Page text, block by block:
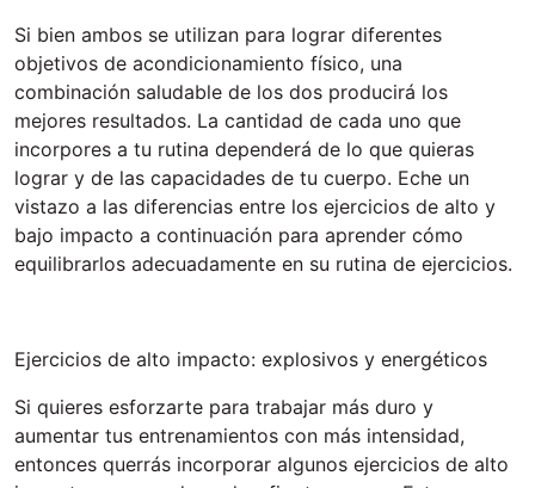
Si bien ambos se utilizan para lograr diferentes
objetivos de acondicionamiento físico, una
combinación saludable de los dos producirá los
mejores resultados. La cantidad de cada uno que
incorpores a tu rutina dependerá de lo que quieras
lograr y de las capacidades de tu cuerpo. Eche un
vistazo a las diferencias entre los ejercicios de alto y
bajo impacto a continuación para aprender cómo
equilibrarlos adecuadamente en su rutina de ejercicios.
Ejercicios de alto impacto: explosivos y energéticos
Si quieres esforzarte para trabajar más duro y
aumentar tus entrenamientos con más intensidad,
entonces querrás incorporar algunos ejercicios de alto